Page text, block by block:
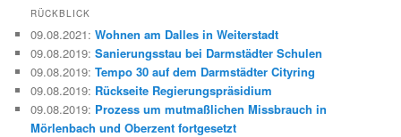
h
n
RÜCKBLICK
09.08.2021:Wohnen am Dalles in Weiterstadt
09.08.2019:Sanierungsstau bei Darmstädter Schulen
09.08.2019:Tempo 30 auf dem Darmstädter Cityring
09.08.2019: Rückseite Regierungspräsidium
09.08.2019: Prozess um mutmaßlichen Missbrauch in
Mörlenbach und Oberzent fortgesetzt